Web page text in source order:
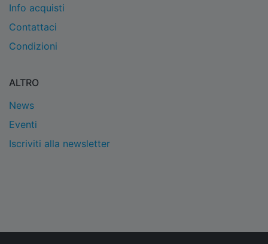
Info acquisti
Contattaci
Condizioni
ALTRO
News
Eventi
Iscriviti alla newsletter